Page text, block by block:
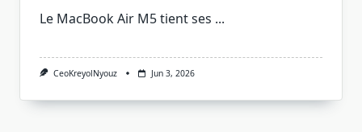
Le MacBook Air M5 tient ses ...
CeoKreyolNyouz Jun 3, 2026